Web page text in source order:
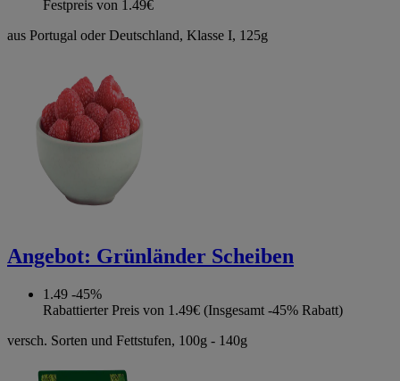
Festpreis von 1.49€
aus Portugal oder Deutschland, Klasse I, 125g
Angebot: Grünländer Scheiben
1.49 -45%
Rabattierter Preis von 1.49€ (Insgesamt -45% Rabatt)
versch. Sorten und Fettstufen, 100g - 140g